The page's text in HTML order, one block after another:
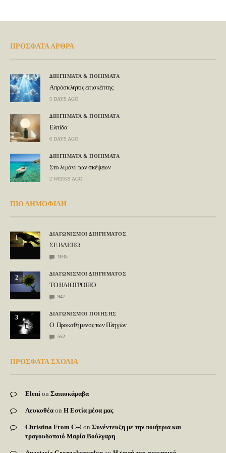
ΠΡΟΣΦΑΤΑ ΑΡΘΡΑ
ΔΙΗΓΗΜΑΤΑ & ΠΟΙΗΜΑΤΑ
Απρόσκλητος επισκέπτης
5 DAYS AGO
ΔΙΗΓΗΜΑΤΑ & ΠΟΙΗΜΑΤΑ
Ελπίδα
6 DAYS AGO
ΔΙΗΓΗΜΑΤΑ & ΠΟΙΗΜΑΤΑ
Στο λιμάνι των σκέψεων
2 WEEKS AGO
ΠΙΟ ΔΗΜΟΦΙΛΗ
1
ΔΙΑΓΩΝΙΣΜΟΙ ΔΙΗΓΗΜΑΤΟΣ
ΣΕ ΒΛΕΠΩ
1035
2
ΔΙΑΓΩΝΙΣΜΟΙ ΔΙΗΓΗΜΑΤΟΣ
ΤΟ ΗΛΙΟΤΡΟΠΙΟ
947
3
ΔΙΑΓΩΝΙΣΜΟΙ ΠΟΙΗΣΗΣ
Ο Προκαθήμενος των Πληγών
552
ΠΡΟΣΦΑΤΑ ΣΧΟΛΙΑ
Eleni on Σαπιοκάραβα
Λευκοθέα on Η Εστία μέσα μας
Christina From C--! on Συνέντευξη με την ποιήτρια και
τραγουδοποιό Μαρία Βούλγαρη